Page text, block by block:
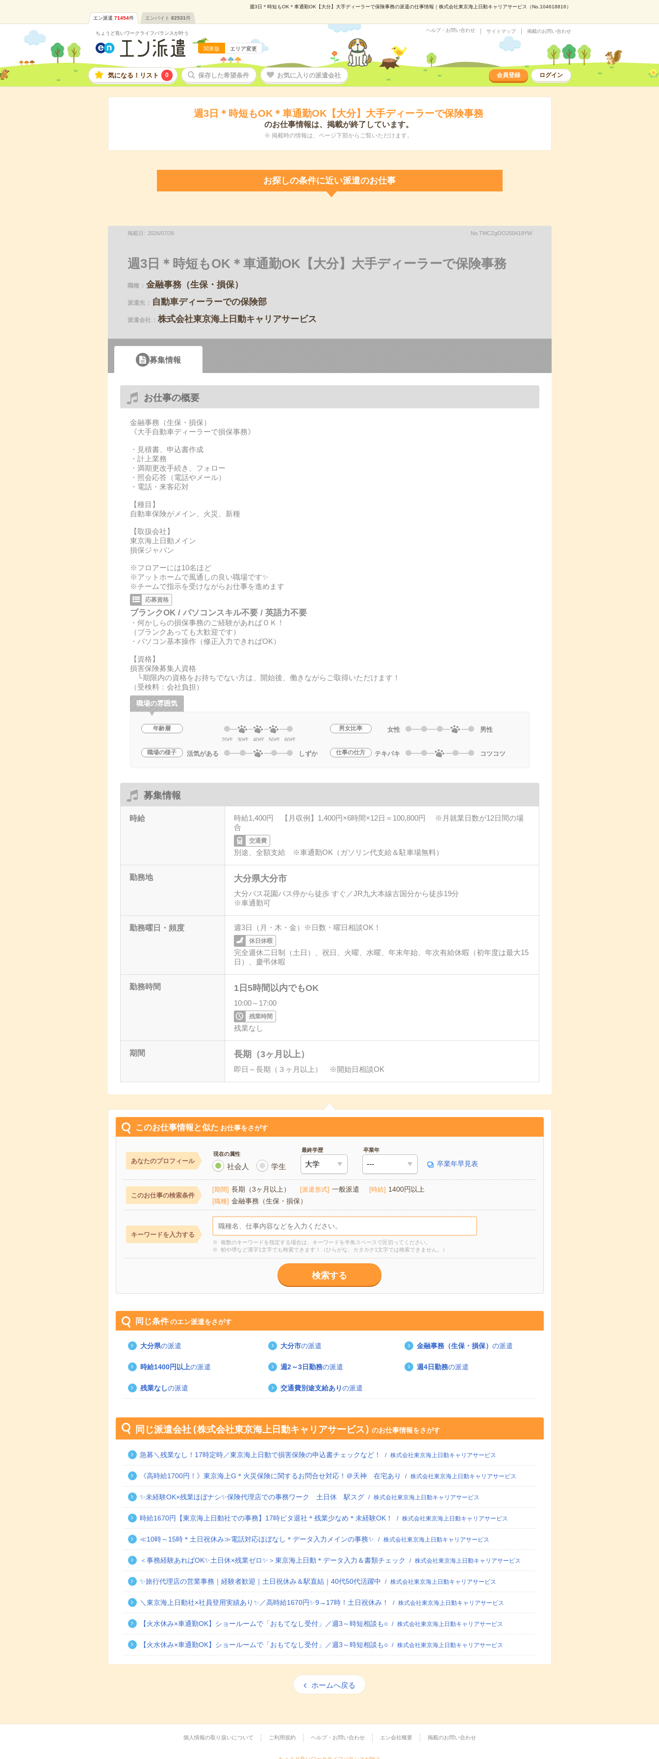
週3日＊時短もOK＊車通勤OK【大分】大手ディーラーで保険事務の派遣の仕事情報｜株式会社東京海上日動キャリアサービス（No.104618816）
エン派遣 71454件 エンバイト 82531件
ちょうど良いワークライフバランスが叶う
関東版 エリア変更
ヘルプ・お問い合わせ サイトマップ 掲載のお問い合わせ
気になる！リスト 0 保存した希望条件 お気に入りの派遣会社 会員登録 ログイン
週3日＊時短もOK＊車通勤OK【大分】大手ディーラーで保険事務
のお仕事情報は、掲載が終了しています。
※ 掲載時の情報は、ページ下部からご覧いただけます。
お探しの条件に近い派遣のお仕事
掲載日 2026/07/26 No.TMCZgOO250419YW
週3日＊時短もOK＊車通勤OK【大分】大手ディーラーで保険事務
職種 金融事務（生保・損保）
派遣先 自動車ディーラーでの保険部
派遣会社 株式会社東京海上日動キャリアサービス
募集情報
お仕事の概要
金融事務（生保・損保）
《大手自動車ディーラーで損保事務》
・見積書、申込書作成
・計上業務
・満期更改手続き、フォロー
・照会応答（電話やメール）
・電話・来客応対
【種目】
自動車保険がメイン、火災、新種
【取扱会社】
東京海上日動メイン
損保ジャパン
※フロアーには10名ほど
※アットホームで風通しの良い職場です✨
※チームで指示を受けながらお仕事を進めます
応募資格
ブランクOK / パソコンスキル不要 / 英語力不要
・何かしらの損保事務のご経験があればＯＫ！
（ブランクあっても大歓迎です）
・パソコン基本操作（修正入力できればOK）
【資格】
損害保険募集人資格
└期限内の資格をお持ちでない方は、開始後、働きながらご取得いただけます！
（受検料：会社負担）
職場の雰囲気
年齢層
20代 30代 40代 50代 60代
男女比率 女性 男性
職場の様子 活気がある しずか 仕事の仕方 テキパキ コツコツ
募集情報
時給
時給1,400円 【月収例】1,400円×6時間×12日＝100,800円 ※月就業日数が12日間の場
合
交通費
別途、全額支給 ※車通勤OK（ガソリン代支給＆駐車場無料）
勤務地 大分県大分市
大分バス花園バス停から徒歩 すぐ／JR九大本線古国分から徒歩19分
※車通勤可
勤務曜日・頻度 週3日（月・木・金）※日数・曜日相談OK！
休日休暇
完全週休二日制（土日）、祝日、火曜、水曜、年末年始、年次有給休暇（初年度は最大15
日）、慶弔休暇
勤務時間 1日5時間以内でもOK
10:00～17:00
残業時間
残業なし
期間 長期（3ヶ月以上）
即日～長期（３ヶ月以上） ※開始日相談OK
このお仕事情報と似た お仕事をさがす
あなたのプロフィール
現在の属性
社会人 学生
最終学歴 卒業年
卒業年早見表
このお仕事の検索条件
期間 長期（3ヶ月以上） 派遣形式 一般派遣 時給 1400円以上
職種 金融事務（生保・損保）
キーワードを入力する
複数のキーワードを指定する場合は、キーワードを半角スペースで区切ってください。
柏や堺など漢字1文字でも検索できます！（ひらがな、カタカナ1文字では検索できません。）
検索する
同じ条件 のエン派遣をさがす
大分県の派遣 大分市の派遣 金融事務（生保・損保）の派遣
時給1400円以上の派遣 週2～3日勤務の派遣 週4日勤務の派遣
残業なしの派遣 交通費別途支給ありの派遣
同じ派遣会社 株式会社東京海上日動キャリアサービス のお仕事情報をさがす
急募＼残業なし！17時定時／東京海上日動で損害保険の申込書チェックなど！ 株式会社東京海上日動キャリアサービス
《高時給1700円！》東京海上G＊火災保険に関するお問合せ対応！＠天神 在宅あり 株式会社東京海上日動キャリアサービス
✨未経験OK×残業ほぼナシ✨保険代理店での事務ワーク 土日休 駅スグ 株式会社東京海上日動キャリアサービス
時給1670円【東京海上日動社での事務】17時ピタ退社＊残業少なめ＊未経験OK！ 株式会社東京海上日動キャリアサービス
≪10時～15時＊土日祝休み≫電話対応ほぼなし＊データ入力メインの事務✨ 株式会社東京海上日動キャリアサービス
＜事務経験あればOK✨土日休×残業ゼロ✨＞東京海上日動＊データ入力＆書類チェック 株式会社東京海上日動キャリアサービス
✨旅行代理店の営業事務｜経験者歓迎｜土日祝休み＆駅直結｜40代50代活躍中 株式会社東京海上日動キャリアサービス
＼東京海上日動社×社員登用実績あり✨／高時給1670円✨9→17時！土日祝休み！ 株式会社東京海上日動キャリアサービス
【火水休み×車通勤OK】ショールームで「おもてなし受付」／週3～時短相談も○ 株式会社東京海上日動キャリアサービス
【火水休み×車通勤OK】ショールームで「おもてなし受付」／週3～時短相談も○ 株式会社東京海上日動キャリアサービス
ホームへ戻る
個人情報の取り扱いについて ご利用規約 ヘルプ・お問い合わせ エン会社概要 掲載のお問い合わせ